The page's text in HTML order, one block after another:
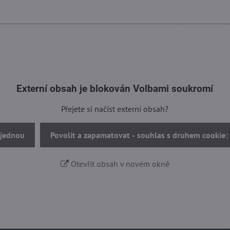
Externí obsah je blokován Volbami soukromí
Přejete si načíst externí obsah?
Povolit a zapamatovat - souhlas s druhem cookie:
Otevřít obsah v novém okně